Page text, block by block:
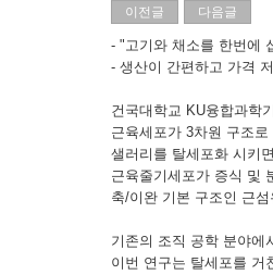
이전글 다음글
- "고기와 채소를 한번에
- 생산이 간편하고 가격
건국대학교 KU융합과학
근육세포가 3차원 구조
샐러리를 탈세포화 시키
근육줄기세포가 증식 및
축/이완 기본 구조인 근
기존의 조직 공학 분야에
이번 연구는 탈세포를 거